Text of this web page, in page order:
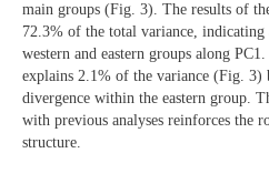
main groups (Fig. 3). The results of
72.3% of the total variance, indicating
western and eastern groups along
explains 2.1% of the variance (Fig. 3)
divergence within the eastern group.
with previous analyses reinforces the
structure.